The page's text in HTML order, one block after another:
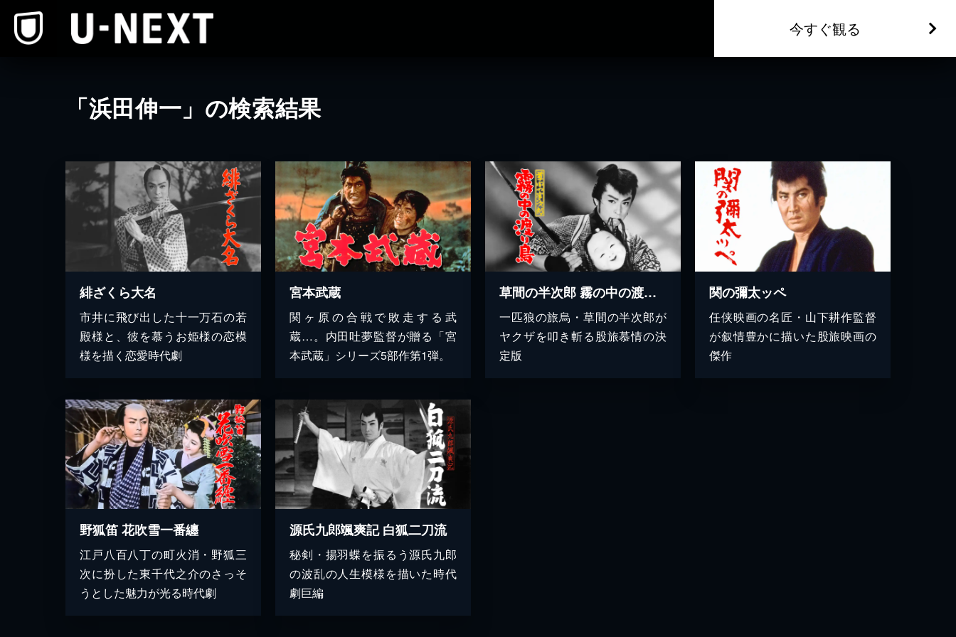
今すぐ観る
「浜田伸一」の検索結果
緋ざくら大名
市井に飛び出した十一万石の若
殿様と、彼を慕うお姫様の恋模
様を描く恋愛時代劇
宮本武蔵
関ヶ原の合戦で敗走する武
蔵…。内田吐夢監督が贈る「宮
本武蔵」シリーズ5部作第1弾。
草間の半次郎 霧の中の渡り鳥
一匹狼の旅烏・草間の半次郎が
ヤクザを叩き斬る股旅慕情の決
定版
関の彌太ッペ
任侠映画の名匠・山下耕作監督
が叙情豊かに描いた股旅映画の
傑作
野狐笛 花吹雪一番纏
江戸八百八丁の町火消・野狐三
次に扮した東千代之介のさっそ
うとした魅力が光る時代劇
源氏九郎颯爽記 白狐二刀流
秘剣・揚羽蝶を振るう源氏九郎
の波乱の人生模様を描いた時代
劇巨編